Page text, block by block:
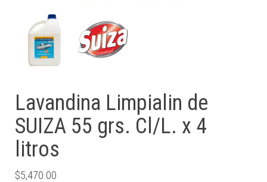
Lavandina Limpialin de
SUIZA 55 grs. Cl/L. x 4
litros
$5,470.00